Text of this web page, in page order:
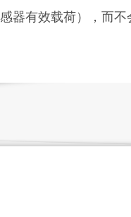
器有效载荷），而不